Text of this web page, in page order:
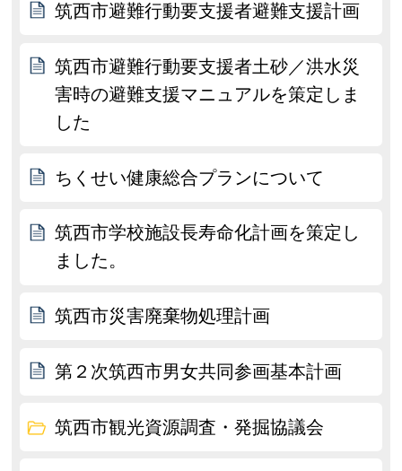
筑西市避難行動要支援者避難支援計画
筑西市避難行動要支援者土砂／洪水災
害時の避難支援マニュアルを策定しま
した
ちくせい健康総合プランについて
筑西市学校施設長寿命化計画を策定し
ました。
筑西市災害廃棄物処理計画
第２次筑西市男女共同参画基本計画
筑西市観光資源調査・発掘協議会